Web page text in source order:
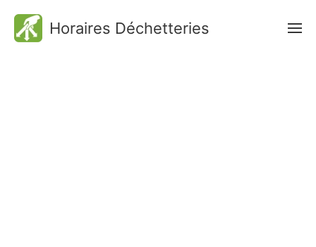
Horaires Déchetteries